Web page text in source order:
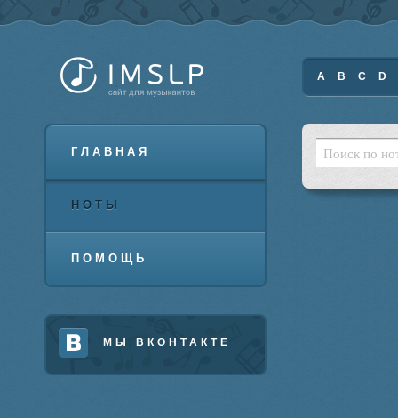
ГЛАВНАЯ
НОТЫ
ПОМОЩЬ
МЫ ВКОНТАКТЕ
A B C D